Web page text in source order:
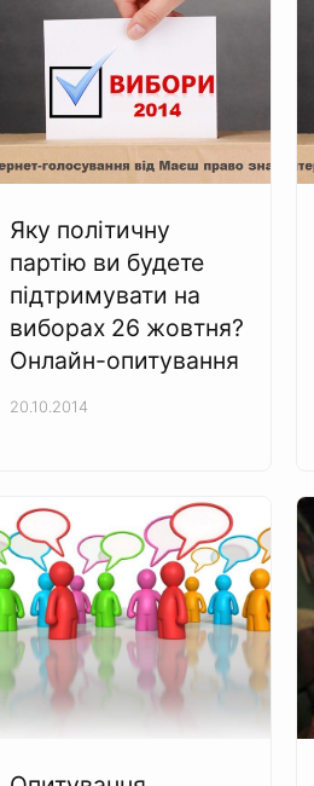
Яку політичну
партію ви будете
підтримувати на
виборах 26 жовтня?
Онлайн-опитування
20.10.2014